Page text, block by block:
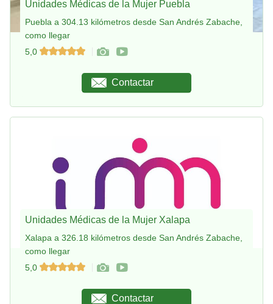
Unidades Médicas de la Mujer Puebla
Puebla a 304.13 kilómetros desde San Andrés Zabache,
como llegar
5,0
Contactar
Unidades Médicas de la Mujer Xalapa
Xalapa a 326.18 kilómetros desde San Andrés Zabache,
como llegar
5,0
Contactar